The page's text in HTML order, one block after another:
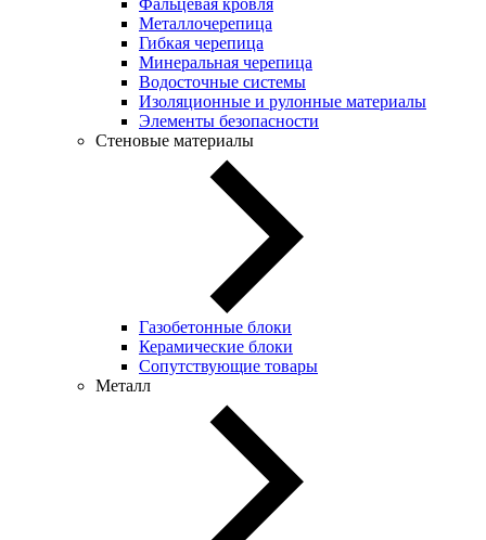
Металлочерепица
Гибкая черепица
Минеральная черепица
Водосточные системы
Изоляционные и рулонные материалы
Элементы безопасности
Стеновые материалы
Газобетонные блоки
Керамические блоки
Сопутствующие товары
Металл